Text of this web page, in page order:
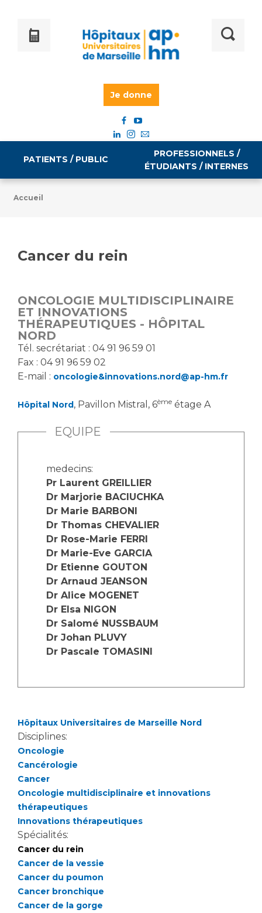
Je donne
PATIENTS / PUBLIC
Tarifs
Vous allez être hospitalisé(e)
Vous avez un examen d'imagerie ou de radiologie
à réaliser
Vous avez une analyse à réaliser
Vous venez en consultation
myaphm, votre espace santé en ligne
Vivre ensemble à l'hôpital
Culture à l'hôpital
Laïcité et cultes
Les associations
Livret d'accueil
Salon des familles
Transports sanitaires
Vos droits, vos devoirs
Handicap
Handi 13
Pôle Médecine Physique et Réadaptation
Charte Romain Jacob
Activité physique
Cancer
Médecine nucléaire
Maladies rares
PROFESSIONNELS /
ÉTUDIANTS / INTERNES
Emploi / formation
Emplois administratifs
Emplois médicaux
Espace Formation
Étudiants hospitaliers
Emplois techniques et médico-techniques
Emplois socio-éducatifs
Stages paramédicaux
Chercheurs
La recherche clinique à l'AP-HM
Les structures de recherche
Écoles et Instituts de Formation
Plateforme des internes
Adresser un examen au Laboratoire de Biologie
Médicale
Radiologie / Imagerie
Cancérologie
Les pôles d'activité médicale
Anatomie et Cytologie Pathologiques
Adresser un examen au Laboratoire d'Infectiologie
Centres de référence Maladies Rares
Plateforme d'Expertise Maladies Rares
Presse / Multimédia
Accueil
Cancer du rein
ONCOLOGIE MULTIDISCIPLINAIRE
ET INNOVATIONS
THÉRAPEUTIQUES - HÔPITAL
NORD
Tél. secrétariat : 04 91 96 59 01
Fax : 04 91 96 59 02
E-mail : oncologie&innovations.nord@ap-hm.fr
Hôpital Nord, Pavillon Mistral, 6ème étage A
EQUIPE
medecins:
Pr Laurent GREILLIER
Dr Marjorie BACIUCHKA
Dr Marie BARBONI
Dr Thomas CHEVALIER
Dr Rose-Marie FERRI
Dr Marie-Eve GARCIA
Dr Etienne GOUTON
Dr Arnaud JEANSON
Dr Alice MOGENET
Dr Elsa NIGON
Dr Salomé NUSSBAUM
Dr Johan PLUVY
Dr Pascale TOMASINI
Hôpitaux Universitaires de Marseille Nord
Disciplines:
Oncologie
Cancérologie
Cancer
Oncologie multidisciplinaire et innovations
thérapeutiques
Innovations thérapeutiques
Spécialités:
Cancer du rein
Cancer de la vessie
Cancer du poumon
Cancer bronchique
Cancer de la gorge